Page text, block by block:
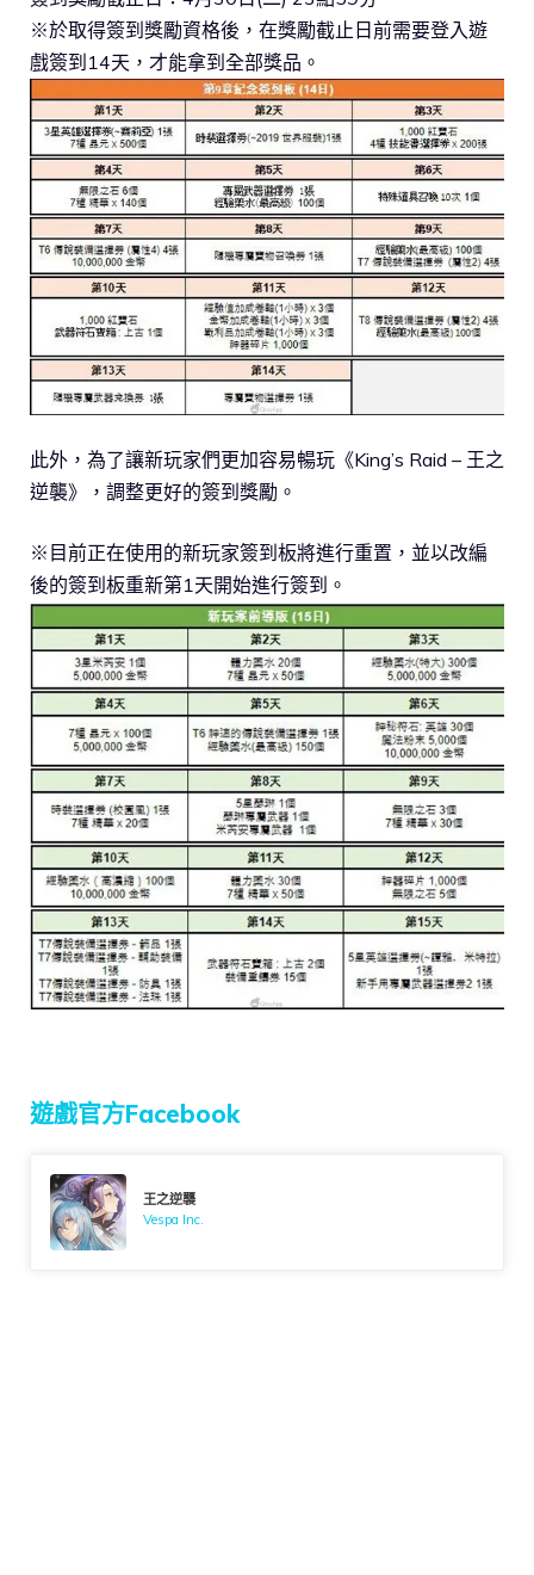
※於取得簽到獎勵資格後，在獎勵截止日前需要登入遊
戲簽到14天，才能拿到全部獎品。
此外，為了讓新玩家們更加容易暢玩《King’s Raid – 王之
逆襲》，調整更好的簽到獎勵。
※目前正在使用的新玩家簽到板將進行重置，並以改編
後的簽到板重新第1天開始進行簽到。
遊戲官方Facebook
王之逆襲
Vespa Inc.